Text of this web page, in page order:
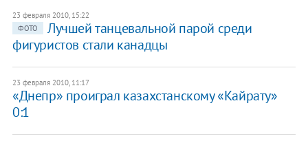
23 февраля 2010, 15:22
ФОТО
Лучшей танцевальной парой среди
фигуристов стали канадцы
23 февраля 2010, 11:17
«Днепр» проиграл казахстанскому «Кайрату»
0:1